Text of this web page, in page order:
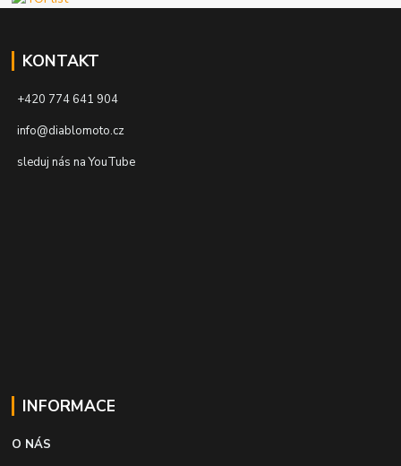
KONTAKT
+420 774 641 904
info@diablomoto.cz
sleduj nás na YouTube
INFORMACE
O NÁS